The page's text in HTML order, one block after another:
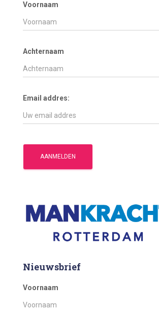
Voornaam
Achternaam
Email addres:
Nieuwsbrief
Voornaam